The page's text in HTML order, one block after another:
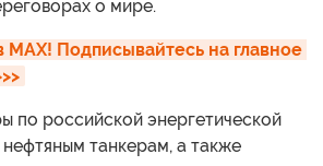
о мире.
Подписывайтесь на главное
по российской энергетической
танкерам, а также